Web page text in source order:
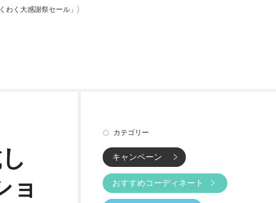
わく大感謝祭セール」)
ョ
カテゴリー
キャンペーン
おすすめコーディネート